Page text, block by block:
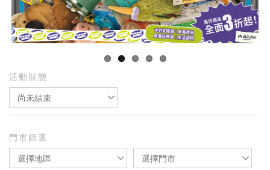
活動狀態
尚未結束
門市篩選
選擇地區 選擇門市